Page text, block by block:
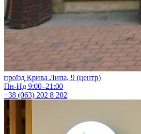
проїзд Крива Липа, 9 (центр)
Пн-Нд 9:00–21:00
+38 (063) 202 8 202